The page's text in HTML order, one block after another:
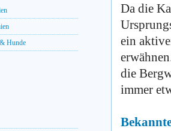
Hunde
Da die
ein
die
immer